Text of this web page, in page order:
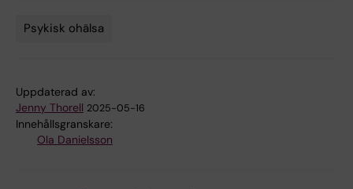
Psykisk ohälsa
Uppdaterad av:
Jenny Thorell 2025-05-16
Innehållsgranskare:
Ola Danielsson